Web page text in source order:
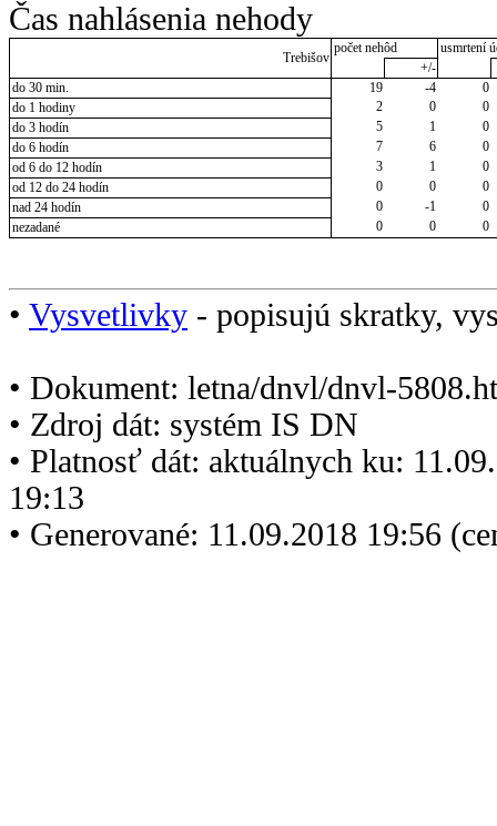
Čas nahlásenia nehody
Trebišov
počet nehôd
usmrtení
+/-
do 30 min.
19 -4
0
do 1 hodiny
2 0
0
do 3 hodín
5 1
0
do 6 hodín
7 6
0
od 6 do 12 hodín
3 1
0
od 12 do 24 hodín
0 0
0
nad 24 hodín
0 -1
0
nezadané
0 0 0
• Vysvetlivky - popisujú skratky,
• Dokument: letna/dnvl/dnvl-
• Zdroj dát: systém IS DN
• Platnosť dát: aktuálnych ku:
19:13
• Generované: 11.09.2018 19:56